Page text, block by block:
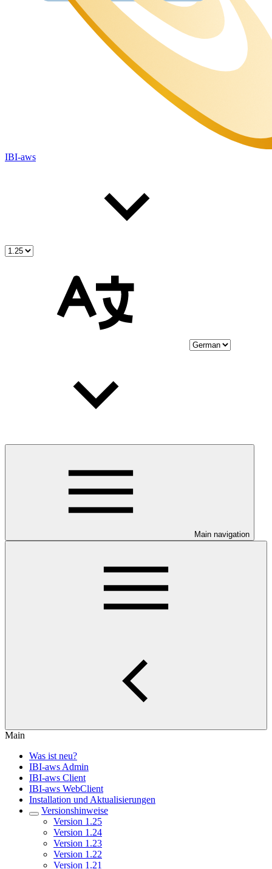
IBI-aws
Main navigation
Main
Was ist neu?
IBI-aws Admin
IBI-aws Client
IBI-aws WebClient
Installation und Aktualisierungen
Versionshinweise
Version 1.25
Version 1.24
Version 1.23
Version 1.22
Version 1.21